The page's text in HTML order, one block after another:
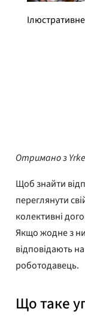
Отримано з
Щоб знайти
переглянути
колективні
Якщо жодне з
відповідають
роботодавець.
Що таке